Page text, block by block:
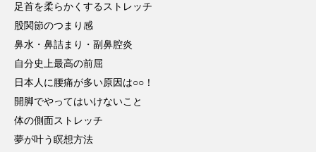
足首を柔らかくするストレッチ
股関節のつまり感
鼻水・鼻詰まり・副鼻腔炎
自分史上最高の前屈
日本人に腰痛が多い原因は○○！
開脚でやってはいけないこと
体の側面ストレッチ
夢が叶う瞑想方法